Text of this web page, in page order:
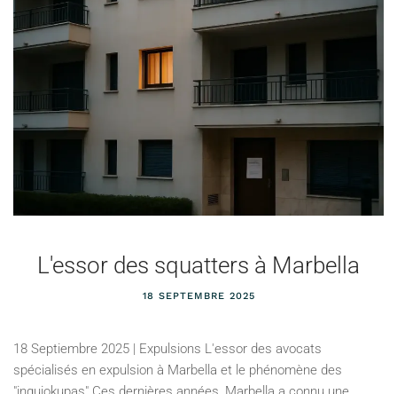
L'essor des squatters à Marbella
18 SEPTEMBRE 2025
18 Septiembre 2025 | Expulsions L'essor des avocats
spécialisés en expulsion à Marbella et le phénomène des